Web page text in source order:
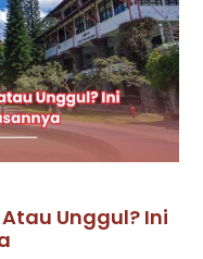
Unggul? Ini